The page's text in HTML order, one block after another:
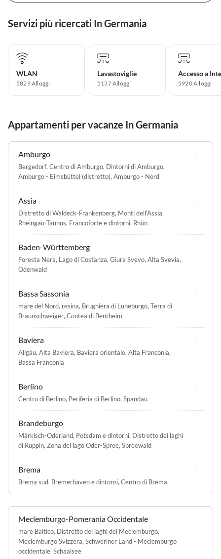
Servizi più ricercati In Germania
WLAN
5829 Alloggi
Lavastoviglie
5137 Alloggi
Accesso a
5920 Alloggi
Appartamenti per vacanze In Germania
Amburgo
Bergedorf, Centro di Amburgo, Dintorni di Amburgo,
Amburgo - Eimsbüttel (distretto), Amburgo - Nord
Assia
Distretto di Waldeck-Frankenberg, Monti dell'Assia,
Rheingau-Taunus, Francoforte e dintorni, Rhön
Baden-Württemberg
Foresta Nera, Lago di Costanza, Giura Svevo, Alta Svevia,
Odenwald
Bassa Sassonia
mare del Nord, resina, Brughiera di Luneburgo, Terra di
Braunschweiger, Contea di Bentheim
Baviera
Allgäu, Alta Baviera, Baviera orientale, Alta Franconia,
Bassa Franconia
Berlino
Centro di Berlino, Periferia di Berlino, Spandau
Brandeburgo
Märkisch-Oderland, Potsdam e dintorni, Distretto dei laghi
di Ruppin, Zona del lago Oder-Spree, Spreewald
Brema
Brema sud, Bremerhaven e dintorni, Centro di Brema
Meclemburgo-Pomerania Occidentale
mare Baltico, Distretto dei laghi del Meclemburgo,
Meclemburgo Svizzera, Schweriner Land - Meclemburgo
occidentale, Schaalsee